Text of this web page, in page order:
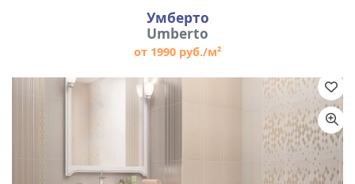
Умберто
Umberto
от 1990 руб./м²